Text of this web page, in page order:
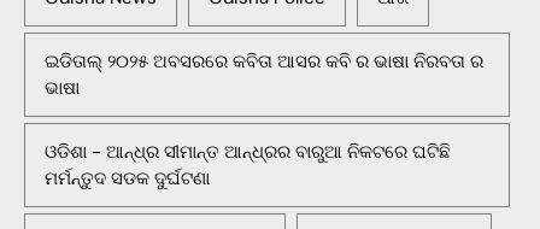
ଇଡିତାଲ୍ ୨୦୨୫ ଅବସରରେ କବିତା ଆସର କବି ର ଭାଷା ନିରବତା ର
ଭାଷା
ଓଡିଶା - ଆନ୍ଧ୍ର ସୀମାନ୍ତ ଆନ୍ଧ୍ରର ବାରୁଆ ନିକଟରେ ଘଟିଛି
ମର୍ମନ୍ତୁଦ ସଡକ ଦୁର୍ଘଟଣା